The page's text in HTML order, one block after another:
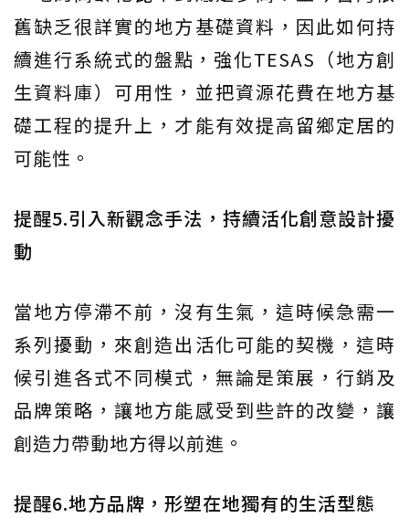
舊缺乏很詳實的地方基礎資料，因此如何持
續進行系統式的盤點，強化TESAS（地方創
生資料庫）可用性，並把資源花費在地方基
礎工程的提升上，才能有效提高留鄉定居的
可能性。
提醒5.引入新觀念手法，持續活化創意設計擾
動
當地方停滯不前，沒有生氣，這時候急需一
系列擾動，來創造出活化可能的契機，這時
候引進各式不同模式，無論是策展，行銷及
品牌策略，讓地方能感受到些許的改變，讓
創造力帶動地方得以前進。
提醒6.地方品牌，形塑在地獨有的生活型態